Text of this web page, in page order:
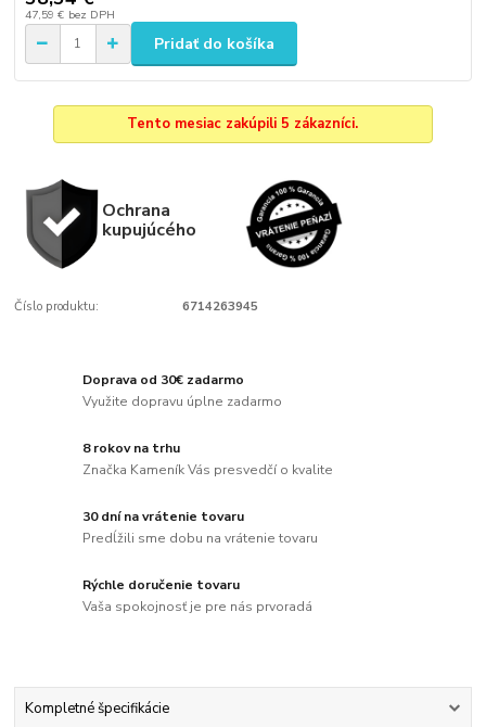
47,59 € bez DPH
Pridať do košíka
Tento mesiac zakúpili 5 zákazníci.
Ochrana
kupujúcého
Číslo produktu: 6714263945
Doprava od 30€ zadarmo
Využite dopravu úplne zadarmo
8 rokov na trhu
Značka Kameník Vás presvedčí o kvalite
30 dní na vrátenie tovaru
Predĺžili sme dobu na vrátenie tovaru
Rýchle doručenie tovaru
Vaša spokojnosť je pre nás prvoradá
Kompletné špecifikácie